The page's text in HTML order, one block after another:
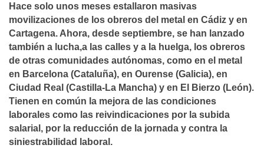
Hace solo unos meses estallaron masivas
movilizaciones de los obreros del metal en Cádiz y en
Cartagena. Ahora, desde septiembre, se han lanzado
también a lucha,a las calles y a la huelga, los obreros
de otras comunidades autónomas, como en el metal
en Barcelona (Cataluña), en Ourense (Galicia), en
Ciudad Real (Castilla-La Mancha) y en El Bierzo (León).
Tienen en común la mejora de las condiciones
laborales como las reivindicaciones por la subida
salarial, por la reducción de la jornada y contra la
siniestrabilidad laboral.